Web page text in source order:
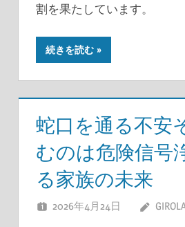
割を果たしています。
続きを読む
蛇口を通る不安
むのは危険信号
る家族の未来
2026年4月24日